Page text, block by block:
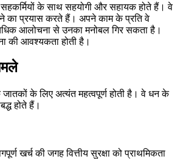
के साथ सहयोगी और सहायक होते हैं। वे
का प्रयास करते हैं। अपने काम के प्रति वे
आलोचना से उनका मनोबल गिर सकता है।
की आवश्यकता होती है।
के जातकों के लिए अत्यंत महत्वपूर्ण होती है। वे धन के
होते हैं।
खर्च की जगह वित्तीय सुरक्षा को प्राथमिकता